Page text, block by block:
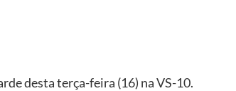
desta terça-feira (16) na VS-10.